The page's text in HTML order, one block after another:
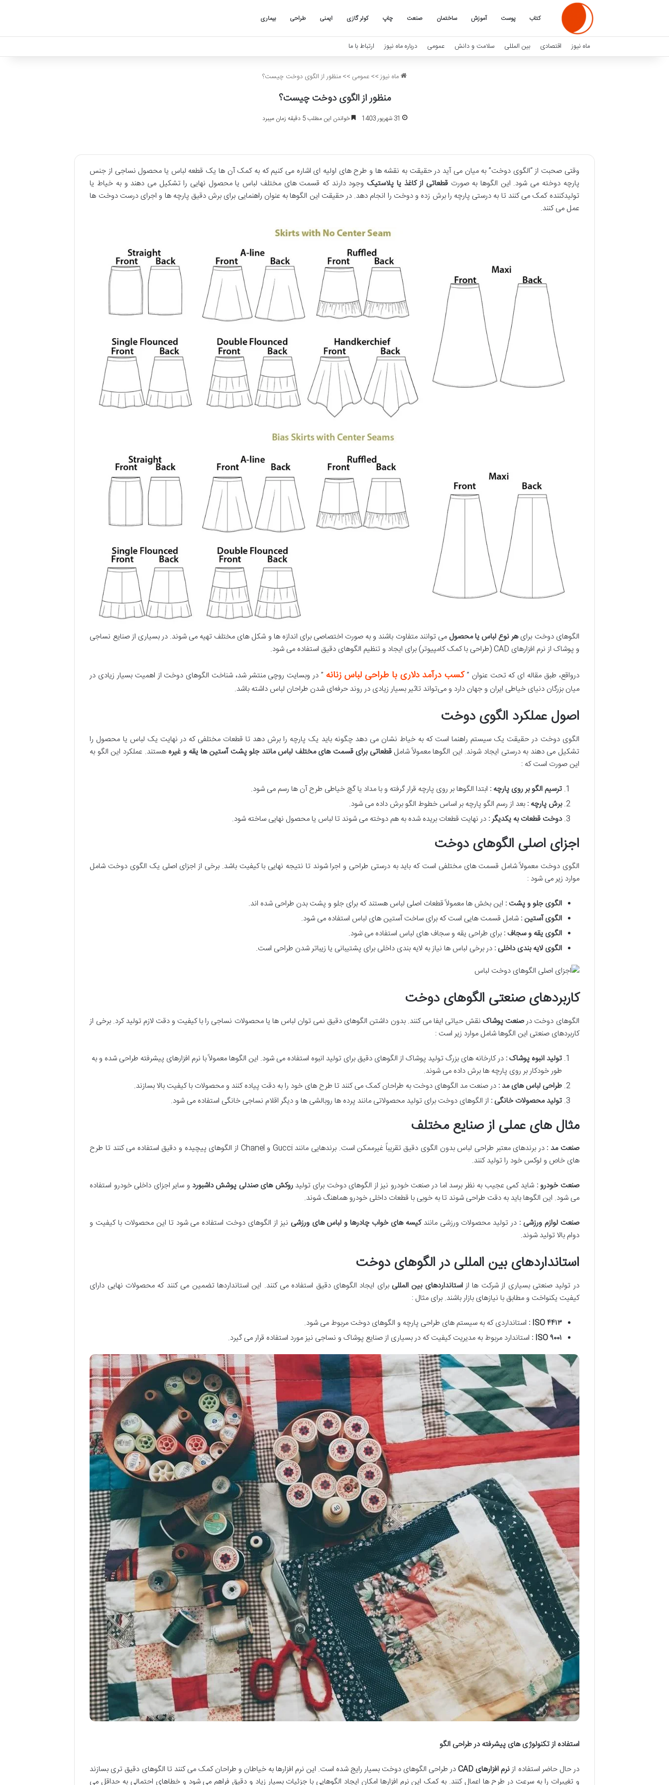
کتاب پوست آموزش ساختمان صنعت چاپ کولر گازی ایمنی طراحی بیماری
ماه نیوز اقتصادی بین المللی سلامت و دانش عمومی درباره ماه نیوز ارتباط با ما
ماه نیوز>>عمومی >>منظور از الگوی دوخت چیست؟
منظور از الگوی دوخت چیست؟
31 شهریور 1403 خواندن این مطلب 5 دقیقه زمان میبرد
وقتی صحبت از “الگوی دوخت” به میان می آید در حقیقت به نقشه ها و طرح های اولیه ای اشاره می کنیم که به کمک آن ها یک قطعه لباس یا محصول نساجی از جنس
پارچه دوخته می شود. این الگوها به صورتقطعاتی از کاغذ یا پلاستیک وجود دارند که قسمت های مختلف لباس یا محصول نهایی را تشکیل می دهند و به خیاط یا
تولیدکننده کمک می کنند تا به درستی پارچه را برش زده و دوخت را انجام دهد. در حقیقت این الگوها به عنوان راهنمایی برای برش دقیق پارچه ها و اجرای درست دوخت ها
عمل می کنند.
الگوهای دوخت برایهر نوع لباس یا محصول می توانند متفاوت باشند و به صورت اختصاصی برای اندازه ها و شکل های مختلف تهیه می شوند. در بسیاری از صنایع نساجی
و پوشاک از نرم افزارهای CAD (طراحی با کمک کامپیوتر) برای ایجاد و تنظیم الگوهای دقیق استفاده می شود.
درواقع، طبق مقاله ای که تحت عنوان ”کسب درآمد دلاری با طراحی لباس زنانه ” در وبسایت روچی منتشر شد، شناخت الگوهای دوخت از اهمیت بسیار زیادی در
میان بزرگان دنیای خیاطی ایران و جهان دارد و می‌تواند تاثیر بسیار زیادی در روند حرفه‌ای شدن طراحان لباس داشته باشد.
اصول عملکرد الگوی دوخت
الگوی دوخت در حقیقت یک سیستم راهنما است که به خیاط نشان می دهد چگونه باید یک پارچه را برش دهد تا قطعات مختلفی که در نهایت یک لباس یا محصول را
تشکیل می دهند به درستی ایجاد شوند. این الگوها معمولاً شاملقطعاتی برای قسمت های مختلف لباس مانند جلو پشت آستین ها یقه و غیره هستند. عملکرد این الگو به
این صورت است که :
ترسیم الگو بر روی پارچه : ابتدا الگوها بر روی پارچه قرار گرفته و با مداد یا گچ خیاطی طرح آن ها رسم می شود.
برش پارچه :بعد از رسم الگو پارچه بر اساس خطوط الگو برش داده می شود.
دوخت قطعات به یکدیگر :در نهایت قطعات بریده شده به هم دوخته می شوند تا لباس یا محصول نهایی ساخته شود.
اجزای اصلی الگوهای دوخت
الگوی دوخت معمولاً شامل قسمت های مختلفی است که باید به درستی طراحی و اجرا شوند تا نتیجه نهایی با کیفیت باشد. برخی از اجزای اصلی یک الگوی دوخت شامل
موارد زیر می شود :
الگوی جلو و پشت : این بخش ها معمولاً قطعات اصلی لباس هستند که برای جلو و پشت بدن طراحی شده اند.
الگوی آستین :شامل قسمت هایی است که برای ساخت آستین های لباس استفاده می شود.
الگوی یقه و سجاف :برای طراحی یقه و سجاف های لباس استفاده می شود.
الگوی لایه بندی داخلی :در برخی لباس ها نیاز به لایه بندی داخلی برای پشتیبانی یا زیباتر شدن طراحی است.
کاربردهای صنعتی الگوهای دوخت
الگوهای دوخت درصنعت پوشاکنقش حیاتی ایفا می کنند. بدون داشتن الگوهای دقیق نمی توان لباس ها یا محصولات نساجی را با کیفیت و دقت لازم تولید کرد. برخی از
کاربردهای صنعتی این الگوها شامل موارد زیر است :
تولید انبوه پوشاک :در کارخانه های بزرگ تولید پوشاک از الگوهای دقیق برای تولید انبوه استفاده می شود. این الگوها معمولاً با نرم افزارهای پیشرفته طراحی شده و به
طور خودکار بر روی پارچه ها برش داده می شوند.
طراحی لباس های مد :در صنعت مد الگوهای دوخت به طراحان کمک می کنند تا طرح های خود را به دقت پیاده کنند و محصولات با کیفیت بالا بسازند.
تولید محصولات خانگی : از الگوهای دوخت برای تولید محصولاتی مانند پرده ها روبالشی ها و دیگر اقلام نساجی خانگی استفاده می شود.
مثال های عملی از صنایع مختلف
صنعت مد :
در برندهای معتبر طراحی لباس بدون الگوی دقیق تقریباً غیرممکن است. برندهایی مانند Gucci و Chanel از الگوهای پیچیده و دقیق استفاده می کنند تا طرح
های خاص و لوکس خود را تولید کنند.
صنعت خودرو : شاید کمی عجیب به نظر برسد اما در صنعت خودرو نیز از الگوهای دوخت برای تولیدروکش های صندلی پوشش داشبورد و سایر اجزای داخلی خودرو استفاده
می شود. این الگوها باید به دقت طراحی شوند تا به خوبی با قطعات داخلی خودرو هماهنگ شوند.
صنعت لوازم ورزشی : در تولید محصولات ورزشی مانندکیسه های خواب چادرها و لباس های ورزشی نیز از الگوهای دوخت استفاده می شود تا این محصولات با کیفیت و
دوام بالا تولید شوند.
استانداردهای بین المللی در الگوهای دوخت
در تولید صنعتی بسیاری از شرکت ها ازاستانداردهای بین المللی برای ایجاد الگوهای دقیق استفاده می کنند. این استانداردها تضمین می کنند که محصولات نهایی دارای
کیفیت یکنواخت و مطابق با نیازهای بازار باشند. برای مثال :
ISO۴۴۱۳ : استانداردی که به سیستم های طراحی پارچه و الگوهای دوخت مربوط می شود.
ISO۹۰۰۱ : استاندارد مربوط به مدیریت کیفیت که در بسیاری از صنایع پوشاک و نساجی نیز مورد استفاده قرار می گیرد.
استفاده از تکنولوژی های پیشرفته در طراحی الگو
در حال حاضر استفاده ازنرم افزارهای
در طراحی الگوهای دوخت بسیار رایج شده است. این نرم افزارها به خیاطان و طراحان کمک می کنند تا الگوهای دقیق تری بسازند
و تغییرات را به سرعت در طرح ها اعمال کنند. به کمک این نرم افزارها امکان ایجاد الگوهایی با جزئیات بسیار زیاد و دقیق فراهم می شود و خطاهای احتمالی به حداقل می